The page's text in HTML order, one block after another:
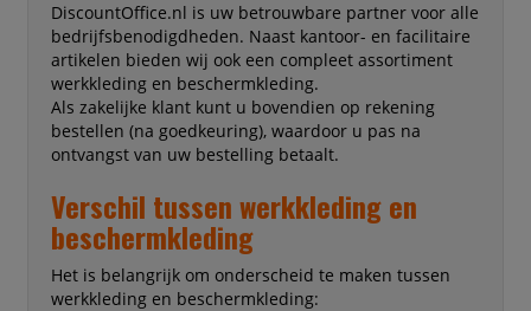
DiscountOffice.nl is uw betrouwbare partner voor alle
bedrijfsbenodigdheden. Naast kantoor- en facilitaire
artikelen bieden wij ook een compleet assortiment
werkkleding en beschermkleding.
Als zakelijke klant kunt u bovendien op rekening
bestellen (na goedkeuring), waardoor u pas na
ontvangst van uw bestelling betaalt.
Verschil tussen werkkleding en
beschermkleding
Het is belangrijk om onderscheid te maken tussen
werkkleding en beschermkleding: